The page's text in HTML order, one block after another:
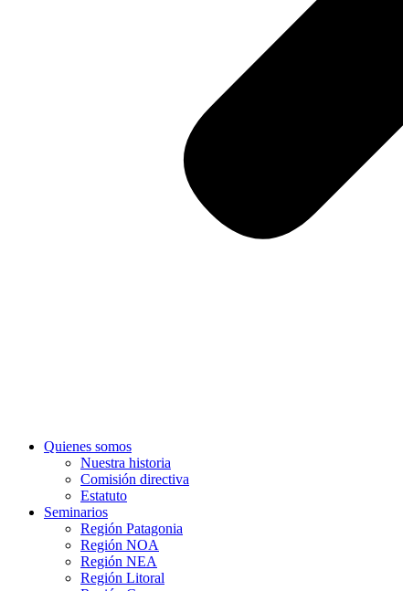
Quienes somos
Nuestra historia
Comisión directiva
Estatuto
Seminarios
Región Patagonia
Región NOA
Región NEA
Región Litoral